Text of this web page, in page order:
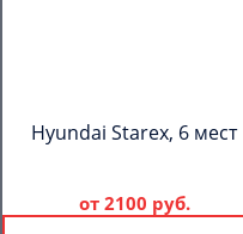
Hyundai Starex, 6 мест
от 2100 руб.